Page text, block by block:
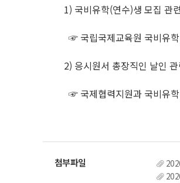
1) 국비유학(연수)생 모집 관
☞ 국립국제교육원 국비유
2) 응시원서 총장직인 날인 관
☞ 국제협력지원과 국비유